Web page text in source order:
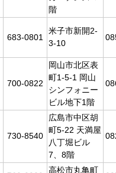
階
683-0801
米子市新開2-
3-10
700-0822
岡山市北区表
町1-5-1 岡山
シンフォニー
ビル地下1階
730-8540
広島市中区胡
町5-22 天満屋
八丁堀ビル
7、8階
高松市丸亀町